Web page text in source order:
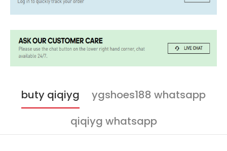
buty qiqiyg
ygshoes188 whatsapp
qiqiyg whatsapp